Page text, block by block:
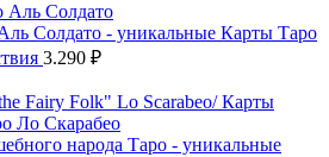
Солдато - уникальные Карты Таро
3.290 ₽
народа Таро - уникальные